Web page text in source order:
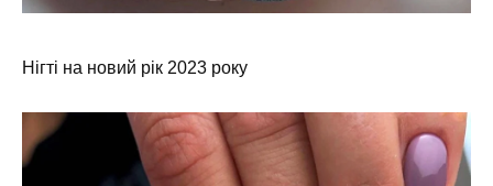
Нігті на новий рік 2023 року